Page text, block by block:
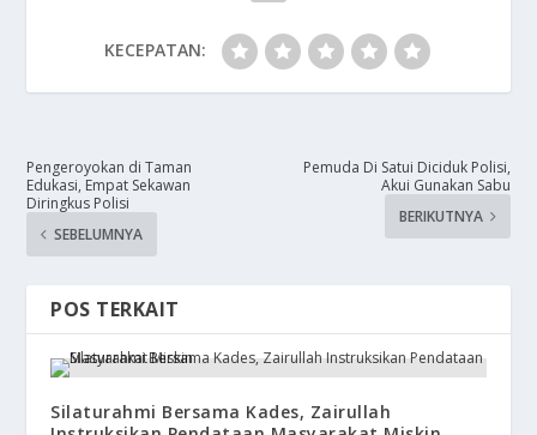
KECEPATAN:
Pengeroyokan di Taman
Edukasi, Empat Sekawan
Diringkus Polisi
SEBELUMNYA
Pemuda Di Satui Diciduk Polisi,
Akui Gunakan Sabu
BERIKUTNYA
POS TERKAIT
Silaturahmi Bersama Kades, Zairullah